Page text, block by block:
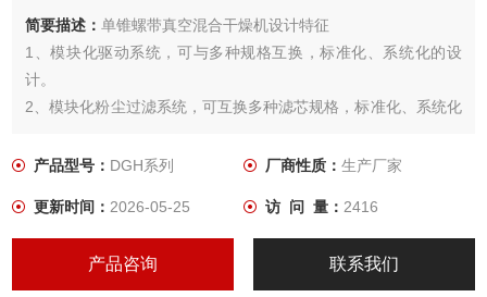
简要描述：单锥螺带真空混合干燥机设计特征
1、模块化驱动系统，可与多种规格互换，标准化、系统化的设
计。
2、模块化粉尘过滤系统，可互换多种滤芯规格，标准化、系统化
3、半球阀，全规格通用，标准化设计。
5、真空取样阀，全规格通用，标准化设计。
产品型号： DGH系列 厂商性质： 生产厂家
更新时间：2026-05-25 访 问 量： 2416
产品咨询 联系我们